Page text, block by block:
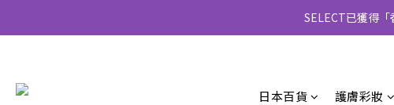
SELECT已獲得「
日本百貨 護膚彩妝